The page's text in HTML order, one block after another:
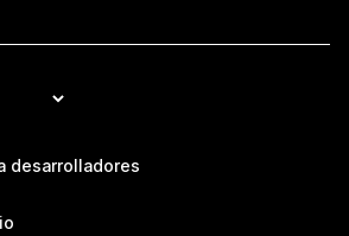
desarrolladores